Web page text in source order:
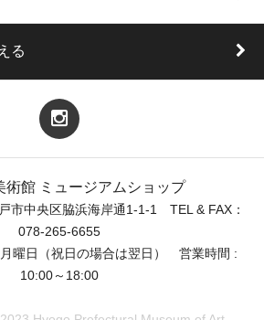
る
術館 ミュージアムショップ
市中央区脇浜海岸通1-1-1 TEL & FAX：
078-265-6655
日（祝日の場合は翌日） 営業時間 :
10:00～18:00